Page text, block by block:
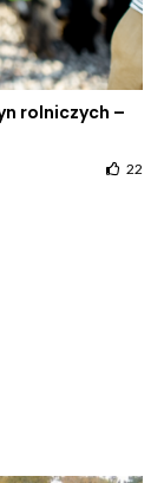
rolniczych –
22